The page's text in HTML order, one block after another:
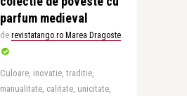
parfum medieval
de revistatango.ro Marea Dragoste
Culoare, inovatie, traditie,
manualitate, calitate, unicitate,